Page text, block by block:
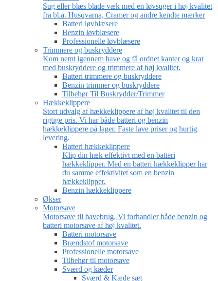
Sug eller blæs blade væk med en løvsuger i høj kvalitet
fra bl.a. Husqvarna, Cramer og andre kendte mærker
Batteri løvblæsere
Benzin løvblæsere
Professionelle løvblæsere
Trimmere og buskryddere
Kom nemt igennem have og få ordnet kanter og krat
med buskryddere og trimmere af høj kvalitet.
Batteri trimmere og buskryddere
Benzin trimmer og buskryddere
Tilbehør Til Buskrydder/Trimmer
Hækkeklippere
Stort udvalg af hækkeklippere af høj kvalitet til den
rigtige pris. Vi har både batteri og benzin
hækkeklippere på lager. Faste lave priser og hurtig
levering.
Batteri hækkeklippere
Klip din hæk effektivt med en batteri
hækkeklipper. Med en batteri hækkeklipper har
du samme effektivitet som en benzin
hækkeklipper.
Benzin hækkeklippere
Økser
Motorsave
Motorsave til havebrug. Vi forhandler både benzin og
batteri motorsave af høj kvalitet.
Batteri motorsave
Brændstof motorsave
Professionelle motorsave
Tilbehør til motorsave
Sværd og kæder
Sværd & Kæde sæt